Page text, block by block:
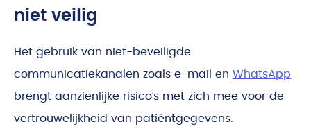
niet veilig
Het gebruik van niet-beveiligde
communicatiekanalen zoals e-mail en WhatsApp
brengt aanzienlijke risico’s met zich mee voor de
vertrouwelijkheid van patiëntgegevens.